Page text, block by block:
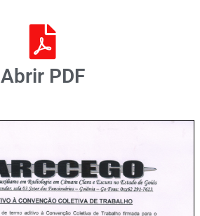
Abrir PDF